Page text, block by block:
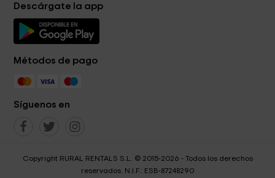
Descárgate la app
Métodos de pago
Síguenos en
Copyright RURAL RENTALS S.L. © 2015-2026 - Todos los derechos
reservados. N.I.F.: ESB-87248290